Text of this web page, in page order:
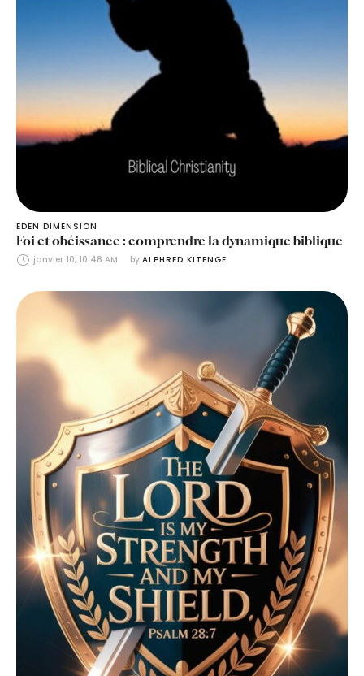
EDEN DIMENSION
Foi et obéissance : comprendre la dynamique biblique
janvier 10, 10:48 AM by ALPHRED KITENGE